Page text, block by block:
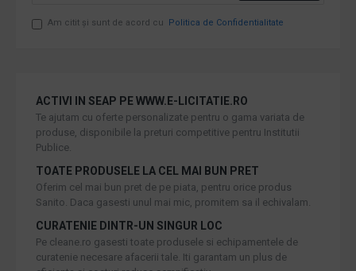
Am citit şi sunt de acord cu Politica de Confidentialitate
ACTIVI IN SEAP PE WWW.E-LICITATIE.RO
Te ajutam cu oferte personalizate pentru o gama variata de
produse, disponibile la preturi competitive pentru Institutii
Publice.
TOATE PRODUSELE LA CEL MAI BUN PRET
Oferim cel mai bun pret de pe piata, pentru orice produs
Sanito. Daca gasesti unul mai mic, promitem sa il echivalam.
CURATENIE DINTR-UN SINGUR LOC
Pe cleane.ro gasesti toate produsele si echipamentele de
curatenie necesare afacerii tale. Iti garantam un plus de